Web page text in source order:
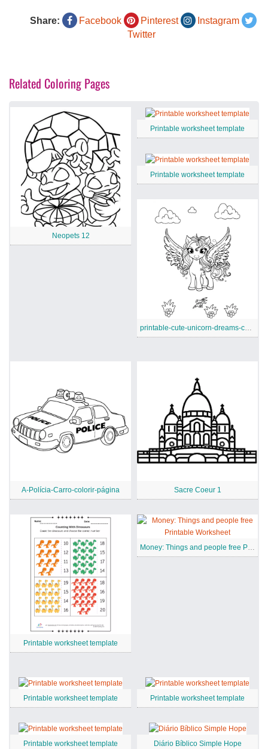
Share: Facebook Pinterest
Instagram
Twitter
Related Coloring Pages
Neopets 12
Printable worksheet template
Printable worksheet template
A-Polícia-Carro-colorir-página Sacre Coeur 1
Printable worksheet template
Printable worksheet template Printable worksheet template
Printable worksheet template Diário Bíblico Simple Hope